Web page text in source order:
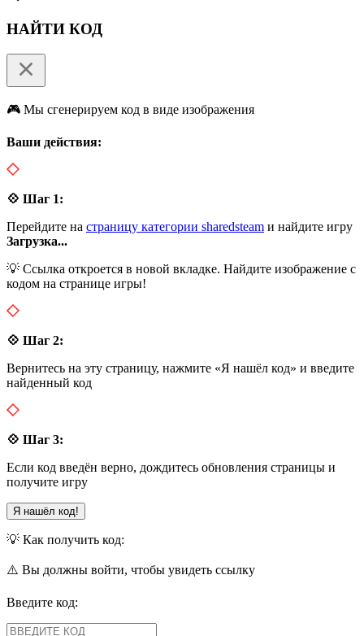
НАЙТИ КОД
🎮 Мы сгенерируем код в виде изображения
Ваши действия:
💠 Шаг 1:
Перейдите на страницу категории sharedsteam и найдите игру
Загрузка...
💡 Ссылка откроется в новой вкладке. Найдите изображение с
кодом на странице игры!
💠 Шаг 2:
Вернитесь на эту страницу, нажмите «Я нашёл код» и введите
найденный код
💠 Шаг 3:
Если код введён верно, дождитесь обновления страницы и
получите игру
Я нашёл код!
💡 Как получить код:
⚠️ Вы должны войти, чтобы увидеть ссылку
Введите код: